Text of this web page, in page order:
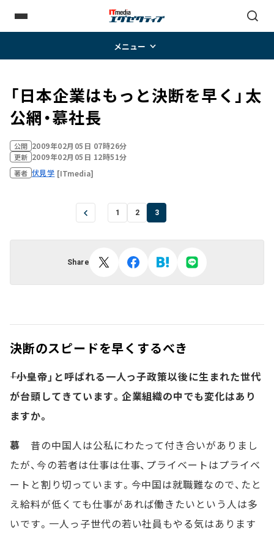
メニュー
「日本企業はもっと決断を早く」――太
公網・慕社長
公開 2009年02月05日 07時26分
更新 2009年02月05日 12時51分
著者 伏見学 [ITmedia]
1 2 3
Share
決断のスピードを早くするべき
――「小皇帝」と呼ばれる一人っ子政策以後に生まれた世代
が台頭してきています。企業組織の中でも変化はあり
ますか。
慕 昔の中国人は公私にわたって付き合いがありまし
たが、今の若者は仕事は仕事、プライベートはプライベ
ートと割り切っています。今中国は就職難なので、たと
え給料が低くても仕事があれば働きたいという人は多
いです。一人っ子世代の若い社員もやる気はあります